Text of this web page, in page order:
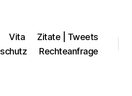
Vita
Zitate | Tweets
Rechteanfrage